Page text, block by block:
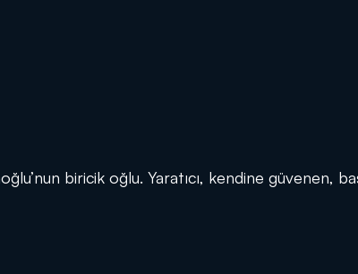
biricik oğlu. Yaratıcı, kendine güvenen,